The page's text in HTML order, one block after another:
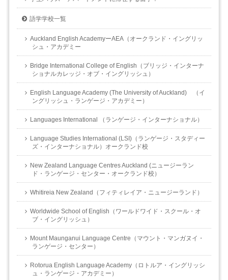
語学学校一覧
Auckland English AcademyーAEA（オークランド・イングリッ
シュ・アカデミー
Bridge International College of English（ブリッジ・インターナ
ショナルカレッジ・オブ・イングリッシュ）
English Language Academy (The University of Auckland) （イ
ングリッシュ・ランゲージ・アカデミー）
Languages International （ランゲージ・インターナショナル）
Language Studies International (LSI)（ランゲージ・スタディー
ズ・インターナショナル）オークランド校
New Zealand Language Centres Auckland (ニュージーラン
ド・ランゲージ・センター・オークランド校）
Whitireia New Zealand（フィティレイア・ニュージーランド）
Worldwide School of English（ワールドワイド・スクール・オ
ブ・イングリッシュ）
Mount Maunganui Language Centre（マウント・マンガヌイ・
ランゲージ・センター）
Rotorua English Language Academy（ロトルア・イングリッシ
ュ・ランゲージ・アカデミー）